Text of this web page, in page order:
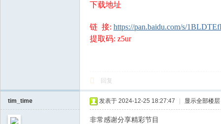
下载地址
链 接: https://pan.baidu.com/s/
提取码: z5ur
回复
tim_time 发表于 2024-12-25 18:27:47 显示全部楼层
非常感谢分享精彩节目